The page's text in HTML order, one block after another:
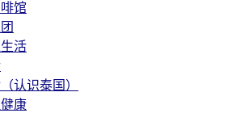
馆
活
认识泰国）
康